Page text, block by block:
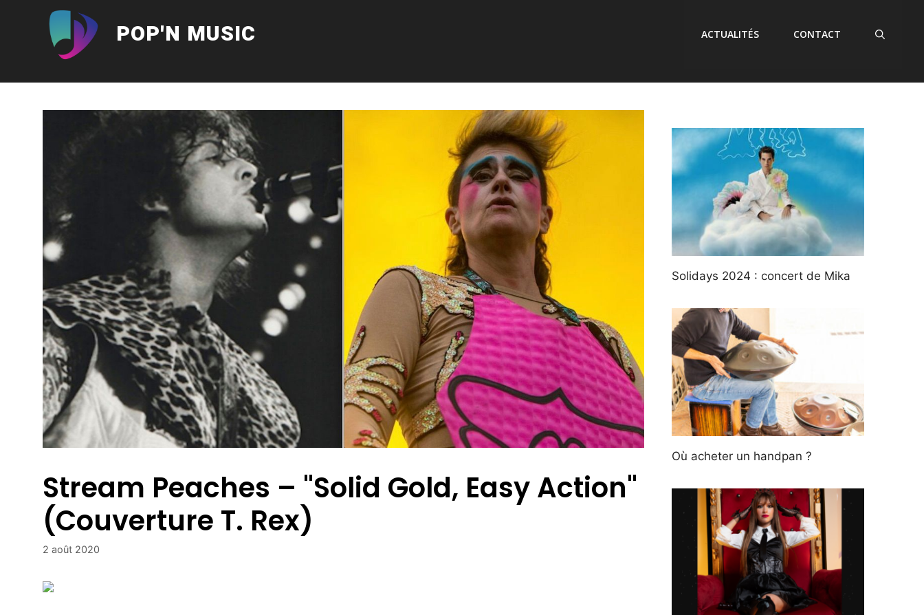
POP'N MUSIC ACTUALITÉS CONTACT
Stream Peaches – "Solid Gold, Easy Action"
(Couverture T. Rex)
2 août 2020
Solidays 2024 : concert de Mika
Où acheter un handpan ?